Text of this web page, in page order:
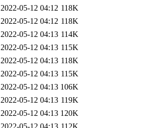
2022-05-12 04:12 118K
2022-05-12 04:12 118K
2022-05-12 04:13 114K
2022-05-12 04:13 115K
2022-05-12 04:13 118K
2022-05-12 04:13 115K
2022-05-12 04:13 106K
2022-05-12 04:13 119K
2022-05-12 04:13 120K